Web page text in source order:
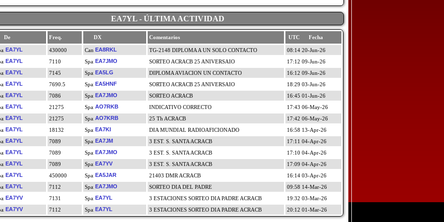
EA7YL - ÚLTIMA ACTIVIDAD
Freq. DX Comentarios UTC Fecha
EA7YL 430000 EA8RKL TG-2148 DIPLOMA A UN SOLO CONTACTO
08:14 20-Jun-26
EA7YL
7110 EA7JMO SORTEO ACRACB 25 ANIVERSAIO
17:12 09-Jun-26
EA7YL
7145 EA5LG DIPLOMA AVIACION UN CONTACTO
16:12 09-Jun-26
EA7YL
7690.5 EA5HNF SORTEO ACRACB 25 ANIVERSAIO
18:29 03-Jun-26
EA7YL
7086 EA7JMO SORTEO ACRACB
16:45 01-Jun-26
EA7YL
21275 AO7RKB INDICATIVO CORRECTO
17:43 06-May-26
EA7YL
21275 AO7KRB 25 Th ACRACB
17:42 06-May-26
EA7YL
18132 EA7KI DIA MUNDIAL RADIOAFICIONADO
16:58 13-Apr-26
EA7YL
7089 EA7JM 3 EST. S. SANTA ACRACB
17:11 04-Apr-26
EA7YL
7089 EA7JMO 3 EST. S. SANTA ACRACB
17:10 04-Apr-26
EA7YL
7089 EA7YV 3 EST. S. SANTA ACRACB
17:09 04-Apr-26
EA7YL
450000 EA5JAR 21403 DMR ACRACB
16:14 03-Apr-26
EA7YL
7112 EA7JMO SORTEO DIA DEL PADRE
09:58 14-Mar-26
EA7YV
7131 EA7YL 3 ESTACIONES SORTEO DIA PADRE ACRACB
19:32 03-Mar-26
EA7YV
7112 EA7YL 3 ESTACIONES SORTEO DIA PADRE ACRACB 20:12 01-Mar-26